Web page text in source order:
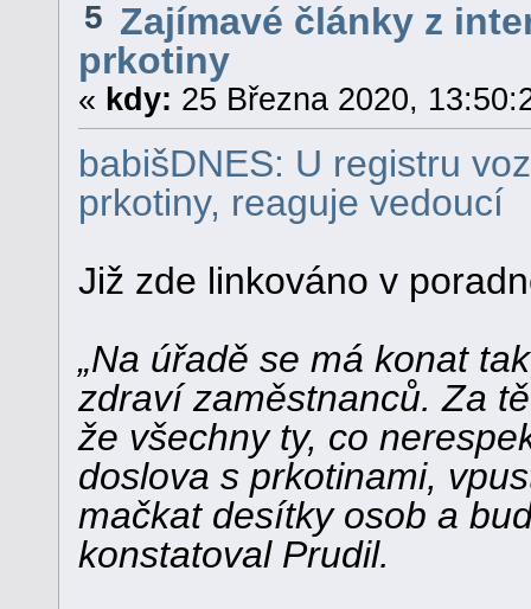
5 Zajímavé články z
prkotiny
« kdy: 25 Března 2020,
babišDNES: U registru
prkotiny, reaguje vedoucí
Již zde linkováno v
„Na úřadě se má konat
zdraví zaměstnanců. Za
že všechny ty, co
doslova s prkotinami,
mačkat desítky osob a
konstatoval Prudil.